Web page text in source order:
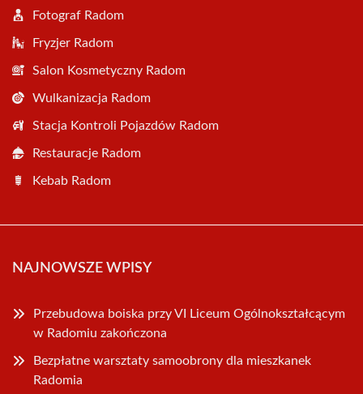
Fotograf Radom
Fryzjer Radom
Salon Kosmetyczny Radom
Wulkanizacja Radom
Stacja Kontroli Pojazdów Radom
Restauracje Radom
Kebab Radom
NAJNOWSZE WPISY
Przebudowa boiska przy VI Liceum Ogólnokształcącym
w Radomiu zakończona
Bezpłatne warsztaty samoobrony dla mieszkanek
Radomia